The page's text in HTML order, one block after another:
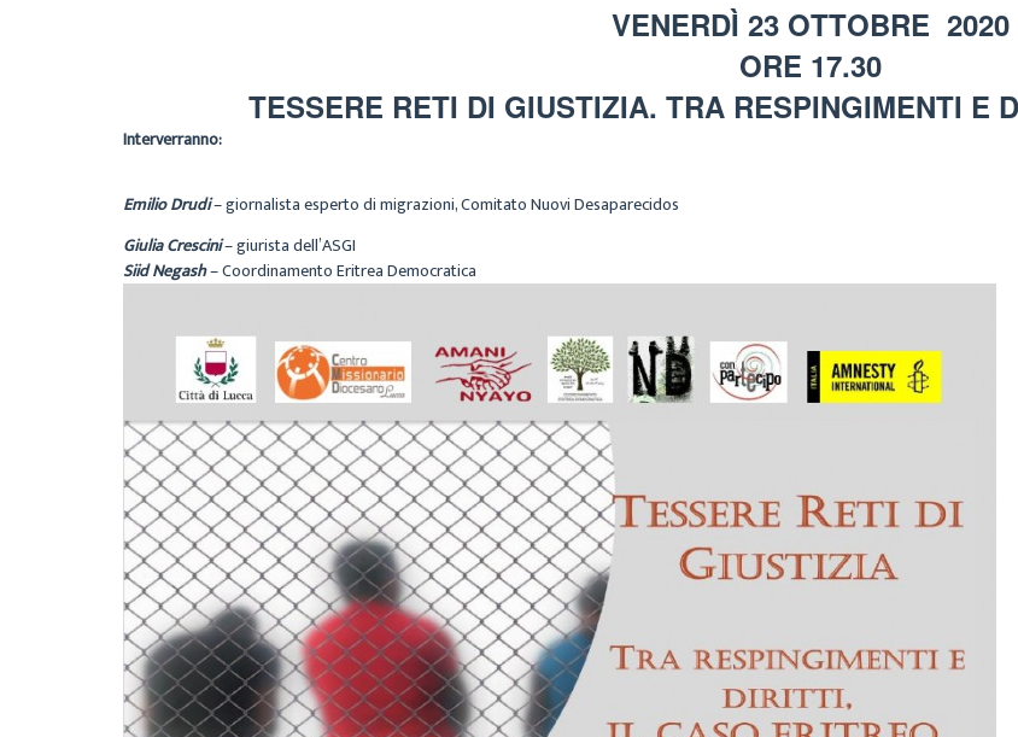
VENERDÌ 23 OTTOBRE 2020
ORE 17.30
TESSERE RETI DI GIUSTIZIA. TRA RESPINGIMENTI E
Interverranno:
Emilio Drudi– giornalista esperto di migrazioni, Comitato Nuovi Desaparecidos
Giulia Crescini– giurista dell’ASGI
Siid Negash– Coordinamento Eritrea Democratica